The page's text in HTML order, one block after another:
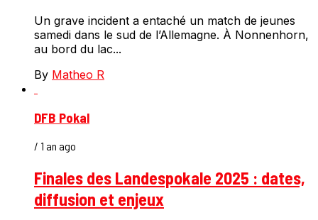
Un grave incident a entaché un match de jeunes
samedi dans le sud de l’Allemagne. À Nonnenhorn,
au bord du lac...
By Matheo R
DFB Pokal
/ 1 an ago
Finales des Landespokale 2025 : dates,
diffusion et enjeux